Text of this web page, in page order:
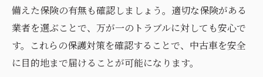
備えた保険の有無も確認しましょう。適切な保険がある
業者を選ぶことで、万が一のトラブルに対しても安心で
す。これらの保護対策を確認することで、中古車を安全
に目的地まで届けることが可能になります。